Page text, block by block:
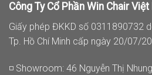
Công Ty Cổ Phần Win Chair Việt
Giấy phép ĐKKD số 0311890732
Tp. Hồ Chí Minh cấp ngày 20/07/
◽ Showroom: 46 Nguyễn Thị